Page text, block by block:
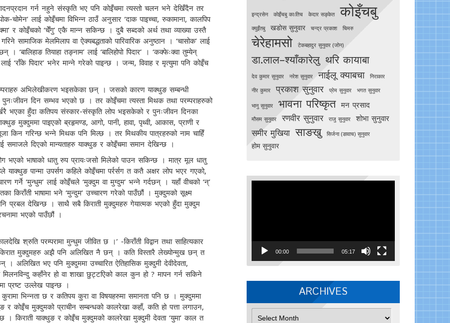
गर्न नहुने संस्कृति भए पनि कोइँचमा त्यस्तो चलन भने देखिँदैन तर
चोमेन’ लाई कोइँचमा विभिन्न ठाउँ अनुसार ‘दाक पाइच्चा, रुकामाना, कालपिप
र कोइँचको ‘चेँगु’ एकै मान्न सकिन्छ । दुबै सब्दको अर्थ तथा व्याख्या उस्तै
सामाजिक मेलमिलाप वा ऐक्यबद्धताको पारिवारिक अनुष्ठान । ‘चासोक’ लाई
। ‘बालिहाङ तियाहा तङ्नाम’ लाई ‘बालिहोपो पिदार’ । ‘कक्फेःक्वा तुम्येन्
लाई ‘राँके पिदार’ भनेर मान्ने गरेको पाइन्छ । जन्म, विवाह र मृत्युमा पनि कोइँच
अभिलेखीकरण भइसकेका छन् । जसको कारण याक्थुङ सम्बन्धी
दिन सम्भव भएको छ । तर कोइँचमा त्यस्ता मिथक तथा परम्पराहरुको
हुँदा कतिपय संस्कार-संस्कृति लोप भइसकेको र पुनःजीवन दिनका
मुक्दुममा पाइएको ब्रहृमण्ड, आगो, पानी, हावा, पृथ्वी, आकास, प्राणी र
किन गरिन्छ भन्ने मिथक पनि मिल्छ । तर मिथकीय पात्रहरुको नाम चाहिँ
समाजले दिएको मान्यताहरु याक्थुङ र कोइँचमा समान देखिन्छ ।
भएको भाषाको धातु रुप प्रायःजसो मिलेको पाउन सकिन्छ । मात्र मूल धातु
याक्थुङ पान्मा उपर्सग कहिले कोइँचमा पर्रर्सग त कतै अक्षर लोप भएर गएको,
गर्ने ‘मुन्धुम’ लाई कोइँचले ‘मुक्दुम वा मुग्दुम’ भन्ने गर्दछन् । यहाँ वीचको ‘न्’
किराँती भाषामा भने ‘मुन्दुम’ उच्चारण गरेको पाउँछौं । मुक्दुमको सूक्ष्म
प्रबल देखिन्छ । साथै सबै किराती मुक्दुमहरु गेयात्मक भएको हुँदा मुक्दुम
भएको पाउँछौं ।
श्रुति परम्परामा मुन्धुम जीवित छ ।’ -किराँती विद्वान तथा साहित्यकार
मुक्दुमहरु अझै पनि अलिखित नै छन् । कति विस्तारै लेख्योन्मुख छन् त
अलिखित भए पनि मुक्दुममा उच्चारित ऐतिहासिक मुक्दुमी देवीदेवता,
कहाँनेर हो वा शाखा छुट्टएिको काल कुन हो ? मापन गर्न सकिने
प्रष्ट उल्लेख पाइन्छ ।
भिन्नता छ र कतिपय कुरा वा विषयहरुमा समानता पनि छ । मुक्दुममा
र कोइँच मुक्दुमको प्राचीन सम्बन्धको कालरेखा कहाँ, कति हो पत्ता लगाउन,
किराती याक्थुङ र कोइँच मुक्दुमको कालरेखा मुक्दुमी देवता ‘युमा’ काल त
इन्द्रसेन काेइँचबु काःतिच केदार सङ्केत कोइँचबु
क्युइँतबु खडोस सुनुवार चन्द्र प्रकाश चिमरु
चेरेहामसो टेकबहादुर सुनुवार (जोन)
डा.लाल–श्याँकारेलु थरि कायाबा
देव कुमार सुनुवार नरेश सुनुवार नाईलू क्याबचा
निराकार
नीर कुमार
प्रकाश सुनुवार प्रेम सुनुवार भगत सुनुवार
भानु सुनुवार भावना परिष्कृत मन प्रसाद
मौसम सुनुवार रणवीर सुनुवार राजु सुनुवार शोभा सुनुवार
समीर मुखिया साङखु सिर्जना (ङावाच) सुनुवार
होम सुनुवार
00:00 05:17
ARCHIVES
Archives